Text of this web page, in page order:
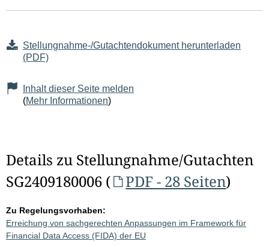
Stellungnahme-/Gutachtendokument herunterladen
(PDF)
Inhalt dieser Seite melden
(Mehr Informationen)
Details zu Stellungnahme/Gutachten
SG2409180006 (
PDF - 28 Seiten)
Zu Regelungsvorhaben:
Erreichung von sachgerechten Anpassungen im Framework für
Financial Data Access (FIDA) der EU